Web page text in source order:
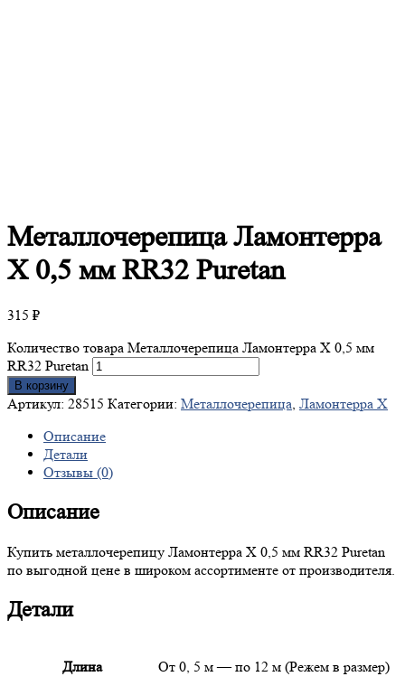
МеталлочерепицаЛамонтерра
X 0,5 мм RR32 Puretan
315 ₽
Количество товара Металлочерепица Ламонтерра X 0,5 мм
RR32 Puretan
В корзину
Артикул: 28515 Категории: Металлочерепица, Ламонтерра X
Описание
Детали
Отзывы (0)
Описание
Купить металлочерепицу Ламонтерра X 0,5 мм RR32 Puretan
по выгодной цене в широком ассортименте от производителя.
Детали
Длина От 0, 5 м — по 12 м (Режем в размер)